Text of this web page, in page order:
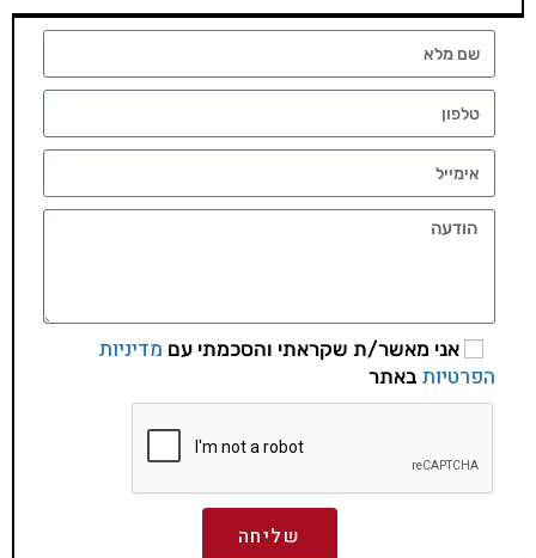
אני מאשר/ת שקראתי והסכמתי עם מדיניות
הפרטיות באתר
שליחה